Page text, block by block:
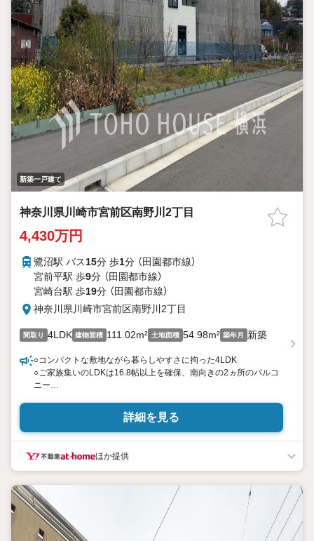
新築一戸建て
神奈川県川崎市宮前区南野川2丁目
4,430万円
鷺沼駅 バス15分 歩1分 （田園都市線）
宮前平駅 歩9分 （田園都市線）
宮崎台駅 歩19分 （田園都市線）
神奈川県川崎市宮前区南野川2丁目
間取り 4LDK 建物面積 111.02m² 土地面積 54.98m² 築年月 新築
○コンパクトな敷地ながら暮らしやすさに拘った4LDK
○ご家族集いのLDKは16.8帖以上を確保、南向きの2ヵ所のバルコ
ニー
＝＝＝＝＝＝＝＝＝＝＝＝＝＝＝
提携銀行 横浜銀行利用可
携金利
＝＝＝＝＝＝＝＝＝＝＝＝＝＝＝
・年齢制限/20歳以上65歳以下で完済時満80歳未満の方
・返済期間/35年
・利率/年利0.92％ （変動金利の場合）※店頭金利より当初期間
-2.205％（35年）の適用を受けた場合
・保証料/0円
詳細を見る
ほか提供